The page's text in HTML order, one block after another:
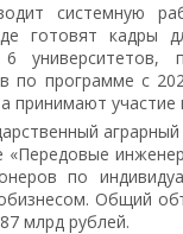
системную
готовят кадры
университетов,
по программе с
принимают
«Передовые
по
Общий
млрд рублей.